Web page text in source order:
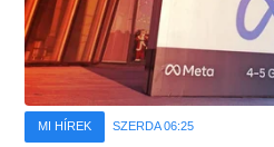
MI HÍREK SZERDA 06:25